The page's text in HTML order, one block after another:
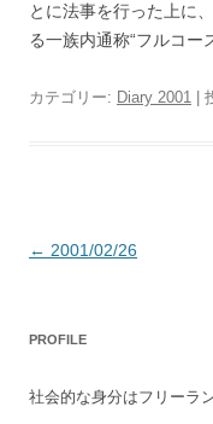
とに法事を行った上に
る一族内通称“フルコー
カテゴリー: Diary 2001 |
投
ゲ
← 2001/02/26
PROFILE
社会的な身分はフリーラ